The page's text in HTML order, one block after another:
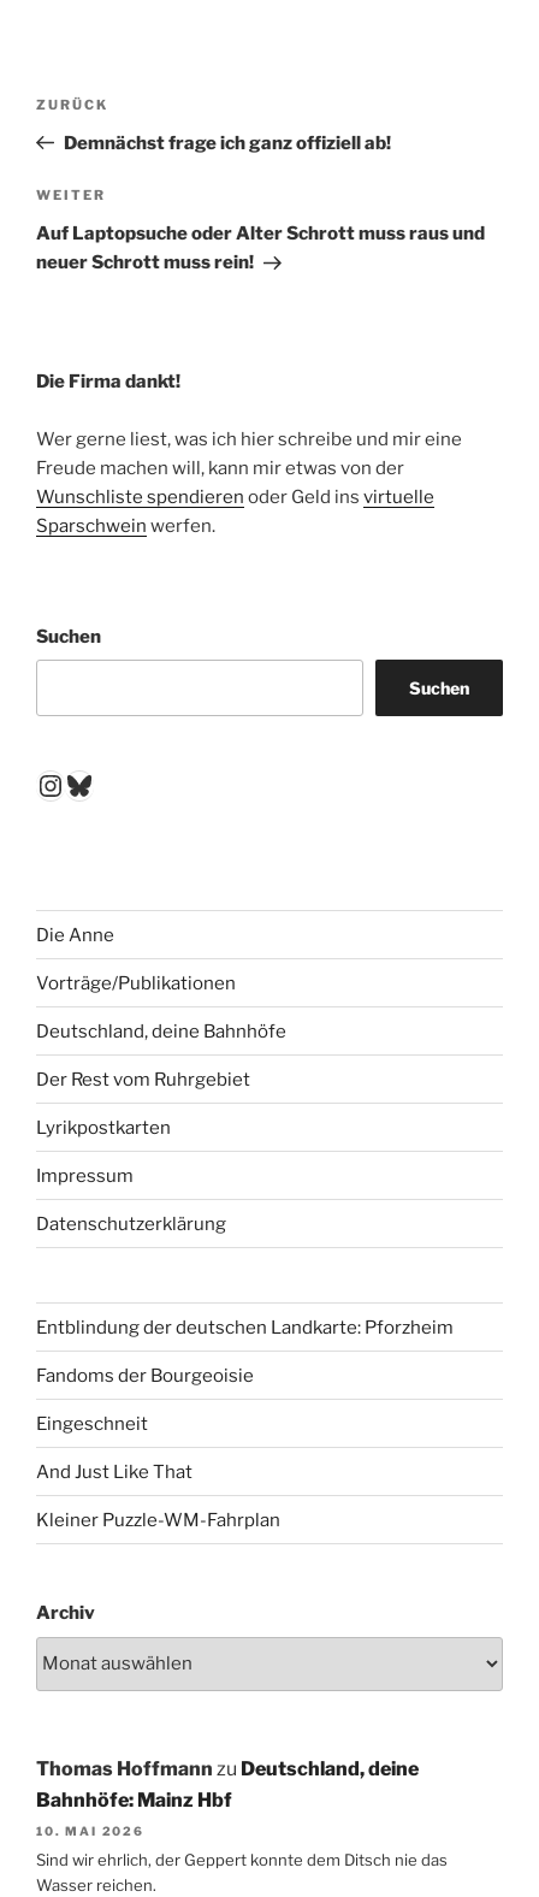
Beitragsnavigation
Vorheriger
Beitrag
ZURÜCK
Demnächst frage ich ganz offiziell ab!
Nächster
Beitrag
WEITER
Auf Laptopsuche oder Alter Schrott muss raus und
neuer Schrott muss rein!
Die Firma dankt!
Wer gerne liest, was ich hier schreibe und mir eine
Freude machen will, kann mir etwas von der
Wunschliste spendieren oder Geld ins virtuelle
Sparschwein werfen.
Suchen
Suchen
Instagram
Bluesky
Die Anne
Vorträge/Publikationen
Deutschland, deine Bahnhöfe
Der Rest vom Ruhrgebiet
Lyrikpostkarten
Impressum
Datenschutzerklärung
Entblindung der deutschen Landkarte: Pforzheim
Fandoms der Bourgeoisie
Eingeschneit
And Just Like That
Kleiner Puzzle-WM-Fahrplan
Archiv
Thomas Hoffmann zu Deutschland, deine
Bahnhöfe: Mainz Hbf
10. MAI 2026
Sind wir ehrlich, der Geppert konnte dem Ditsch nie das
Wasser reichen.